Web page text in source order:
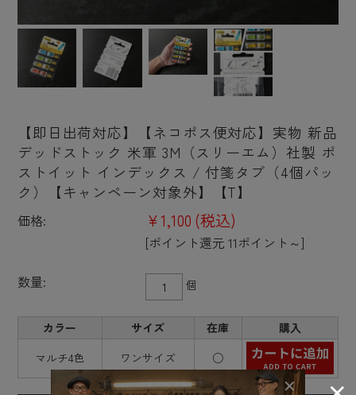
【即日出荷対応】【ネコポス便対応】実物 新品
デッドストック 米軍 3M（スリーエム）社製 ポ
ストイット インデックス / 付箋タブ（4個パッ
ク）【キャンペーン対象外】【T】
価格: ¥1,100 (税込)
[ポイント還元 11ポイント～]
数量: 個
カラー サイズ 在庫
購入
マルチ4色
ワンサイズ ○